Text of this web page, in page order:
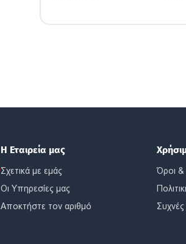
Η Εταιρεία μας
Σχετικά με εμάς
Οι Υπηρεσίες μας
Αποκτήστε τον αριθμό
Όροι